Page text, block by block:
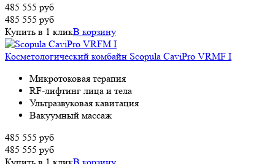
485 555 руб
485 555 руб
Купить в 1 кликВ корзину
Косметологический комбайн Scopula CaviPro VRMF I
Микротоковая терапия
RF-лифтинг лица и тела
Ультразвуковая кавитация
Вакуумный массаж
485 555 руб
485 555 руб